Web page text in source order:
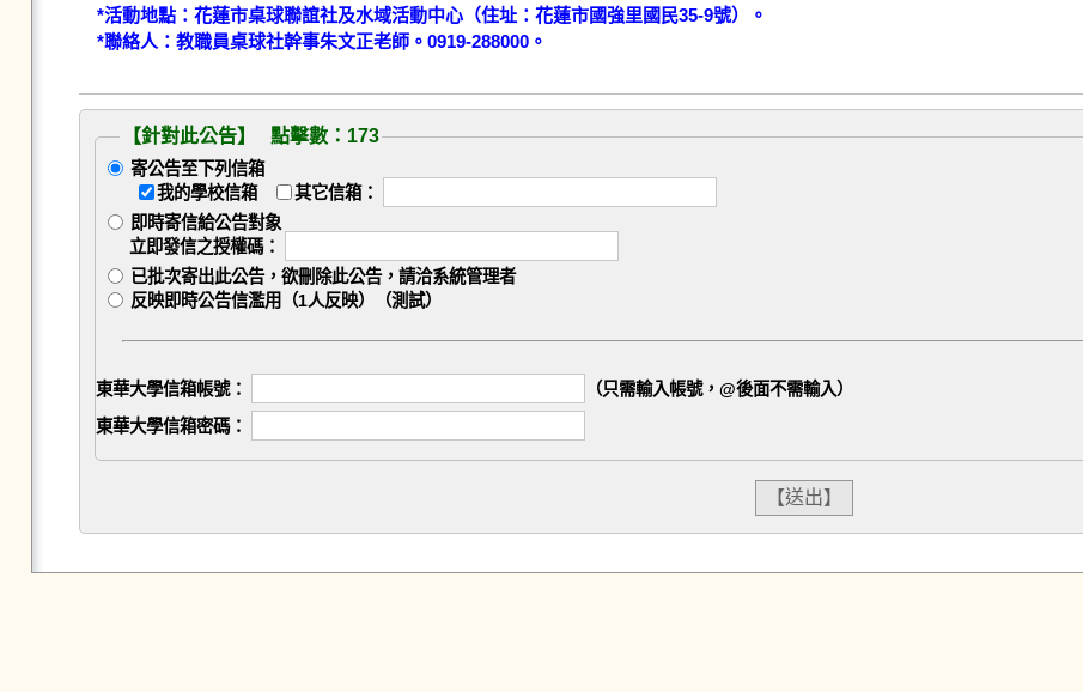
*活動地點：花蓮市桌球聯誼社及水域活動中心（住址：花蓮市國強里國民35-9號）。
【針對此公告】 點擊數：173
寄公告至下列信箱
我的學校信箱
其它信箱：
即時寄信給公告對象
立即發信之授權碼：
已批次寄出此公告，欲刪除此公告，請洽系統管理者
反映即時公告信濫用（1人反映）（測試）
東華大學信箱帳號：
（只需輸入帳號，@後面不需輸入）
東華大學信箱密碼：